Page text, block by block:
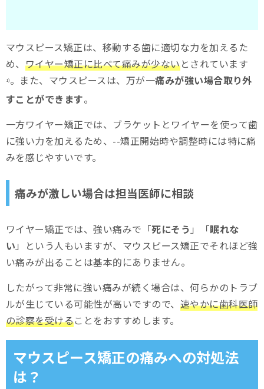
マウスピース矯正は、移動する歯に適切な力を加えるた
め、 ワイヤー矯正に比べて痛みが少ないとされています
1) 。また、マウスピースは、万が一痛みが強い場合取り外
すことができます。
一方ワイヤー矯正では、ブラケットとワイヤーを使って歯
に強い力を加えるため、--矯正開始時や調整時には特に痛
みを感じやすいです。
痛みが激しい場合は担当医師に相談
ワイヤー矯正では、強い痛みで「死にそう 」「眠れな
い 」という人もいますが、マウスピース矯正でそれほど強
い痛みが出ることは基本的にありません。
したがって非常に強い痛みが続く場合は、何らかのトラブ
ルが生じている可能性が高いですので、 速やかに歯科医師
の診察を受けることをおすすめします。
マウスピース矯正の痛みへの対処法
は？